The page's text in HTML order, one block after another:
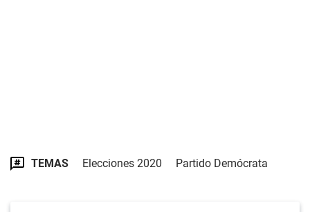
TEMAS Elecciones 2020 Partido Demócrata